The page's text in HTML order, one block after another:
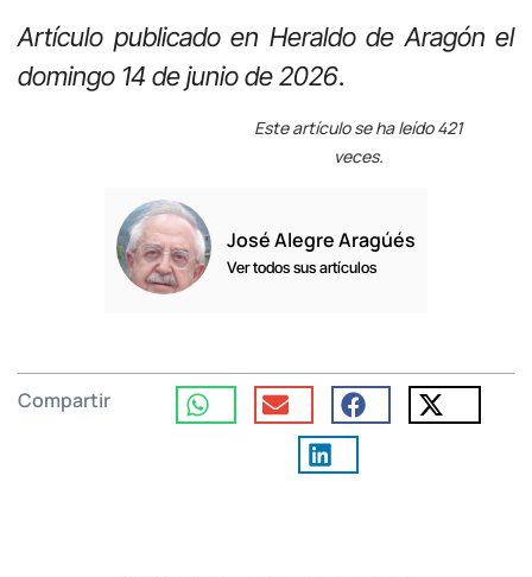
Artículo publicado en Heraldo de Aragón el
domingo 14 de junio de 2026.
Este artículo se ha leído 421
veces.
José Alegre Aragúés
Ver todos sus artículos
Compartir